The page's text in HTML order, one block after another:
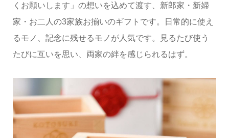
くお願いします」の想いを込めて渡す、新郎家・新婦
家・お二人の3家族お揃いのギフトです。日常的に使え
るモノ、記念に残せるモノが人気です。見るたび使う
たびに互いを思い、両家の絆を感じられるはず。